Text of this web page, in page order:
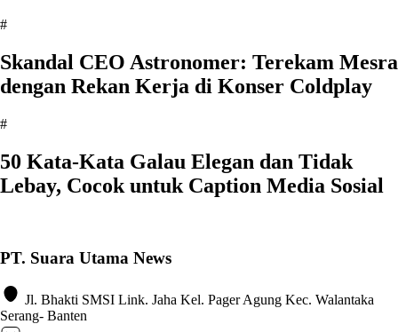
#
Skandal CEO Astronomer: Terekam Mesra
dengan Rekan Kerja di Konser Coldplay
#
50 Kata-Kata Galau Elegan dan Tidak
Lebay, Cocok untuk Caption Media Sosial
PT. Suara Utama News
Jl. Bhakti SMSI Link. Jaha Kel. Pager Agung Kec. Walantaka
Serang- Banten